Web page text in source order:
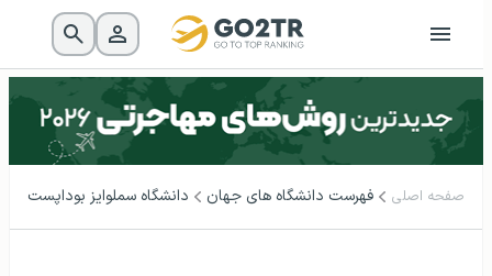
صفحه اصلی فهرست دانشگاه‌ های جهان دانشگاه سملوایز بوداپست